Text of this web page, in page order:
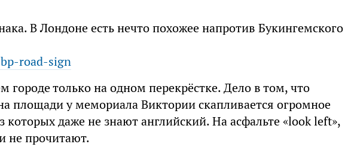
В Лондоне есть нечто похожее напротив Букингемского
road-sign
городе только на одном перекрёстке. Дело в том, что
площади у мемориала Виктории скапливается огромное
которых даже не знают английский. На асфальте «look left»,
не прочитают.